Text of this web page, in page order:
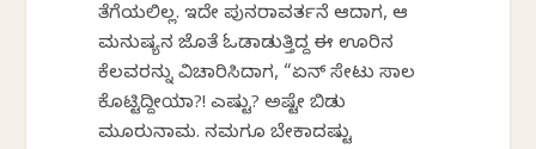
ತೆಗೆಯಲಿಲ್ಲ‌. ಇದೇ ಪುನರಾವರ್ತನೆ ಆದಾಗ, ಆ
ಮನುಷ್ಯನ ಜೊತೆ ಓಡಾಡುತ್ತಿದ್ದ ಈ ಊರಿನ
ಕೆಲವರನ್ನು ವಿಚಾರಿಸಿದಾಗ, “ಏನ್ ಸೇಟು ಸಾಲ
ಕೊಟ್ಟಿದ್ದೀಯಾ?! ಎಷ್ಟು? ಅಷ್ಟೇ ಬಿಡು
ಮೂರುನಾಮ. ನಮಗೂ ಬೇಕಾದಷ್ಟು